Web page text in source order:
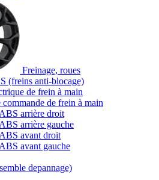
Freinage, roues
(freins anti-blocage)
de frein à main
commande de frein à main
arrière droit
arrière gauche
avant droit
avant gauche
depannage)